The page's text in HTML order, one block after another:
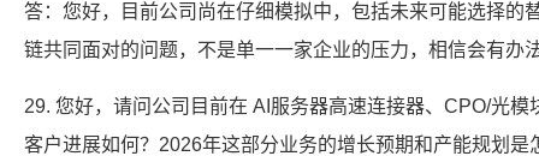
答：您好，目前公司尚在仔细模拟中，包括未来可能选择的
链共同面对的问题，不是单一一家企业的压力，相信会有办
29. 您好，请问公司目前在 AI服务器高速连接器、CPO/光
客户进展如何？2026年这部分业务的增长预期和产能规划是